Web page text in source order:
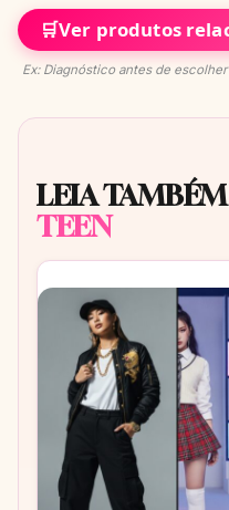
🛒Ver produtos
Ex: Diagnóstico antes de
LEIA
TEEN